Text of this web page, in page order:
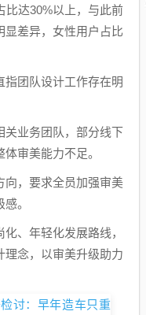
比达30%以上，与此前
显差异，女性用户占比
指团队设计工作存在明
关业务团队，部分线下
审美能力不足。
向，要求全员加强审美
。
、年轻化发展路线，
理念，以审美升级助力